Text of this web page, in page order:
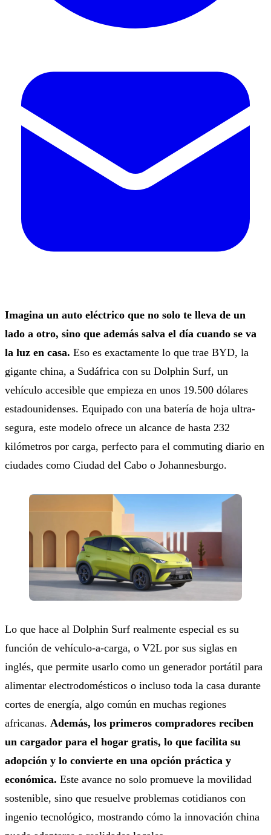
Imagina un auto eléctrico que no solo te lleva de un
lado a otro, sino que además salva el día cuando se va
la luz en casa. Eso es exactamente lo que trae BYD, la
gigante china, a Sudáfrica con su Dolphin Surf, un
vehículo accesible que empieza en unos 19.500 dólares
estadounidenses. Equipado con una batería de hoja ultra-
segura, este modelo ofrece un alcance de hasta 232
kilómetros por carga, perfecto para el commuting diario en
ciudades como Ciudad del Cabo o Johannesburgo.
Lo que hace al Dolphin Surf realmente especial es su
función de vehículo-a-carga, o V2L por sus siglas en
inglés, que permite usarlo como un generador portátil para
alimentar electrodomésticos o incluso toda la casa durante
cortes de energía, algo común en muchas regiones
africanas. Además, los primeros compradores reciben
un cargador para el hogar gratis, lo que facilita su
adopción y lo convierte en una opción práctica y
económica. Este avance no solo promueve la movilidad
sostenible, sino que resuelve problemas cotidianos con
ingenio tecnológico, mostrando cómo la innovación china